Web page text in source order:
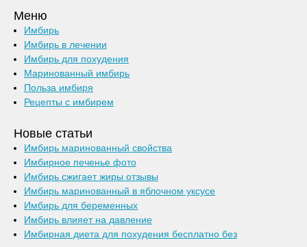
Меню
Имбирь
Имбирь в лечении
Имбирь для похудения
Маринованный имбирь
Польза имбиря
Рецепты с имбирем
Новые статьи
Имбирь маринованный свойства
Имбирное печенье фото
Имбирь сжигает жиры отзывы
Имбирь маринованный в яблочном уксусе
Имбирь для беременных
Имбирь влияет на давление
Имбирная диета для похудения бесплатно без